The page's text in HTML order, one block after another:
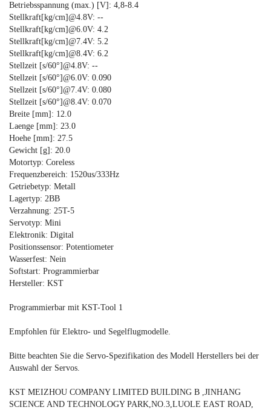
Betriebsspannung (max.) [V]: 4,8-8.4
Stellkraft[kg/cm]@4.8V: --
Stellkraft[kg/cm]@6.0V: 4.2
Stellkraft[kg/cm]@7.4V: 5.2
Stellkraft[kg/cm]@8.4V: 6.2
Stellzeit [s/60°]@4.8V: --
Stellzeit [s/60°]@6.0V: 0.090
Stellzeit [s/60°]@7.4V: 0.080
Stellzeit [s/60°]@8.4V: 0.070
Breite [mm]: 12.0
Laenge [mm]: 23.0
Hoehe [mm]: 27.5
Gewicht [g]: 20.0
Motortyp: Coreless
Frequenzbereich: 1520us/333Hz
Getriebetyp: Metall
Lagertyp: 2BB
Verzahnung: 25T-5
Servotyp: Mini
Elektronik: Digital
Positionssensor: Potentiometer
Wasserfest: Nein
Softstart: Programmierbar
Hersteller: KST
Programmierbar mit KST-Tool 1
Empfohlen für Elektro- und Segelflugmodelle.
Bitte beachten Sie die Servo-Spezifikation des Modell Herstellers bei der
Auswahl der Servos.
KST MEIZHOU COMPANY LIMITED BUILDING B ,JINHANG
SCIENCE AND TECHNOLOGY PARK,NO.3,LUOLE EAST ROAD,